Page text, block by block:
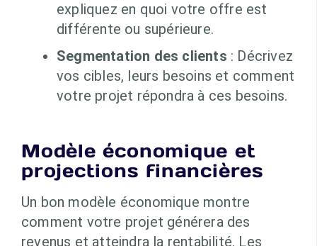
expliquez en quoi votre offre est
différente ou supérieure.
Segmentation des clients : Décrivez
vos cibles, leurs besoins et comment
votre projet répondra à ces besoins.
Modèle économique et
projections financières
Un bon modèle économique montre
comment votre projet générera des
revenus et atteindra la rentabilité. Les